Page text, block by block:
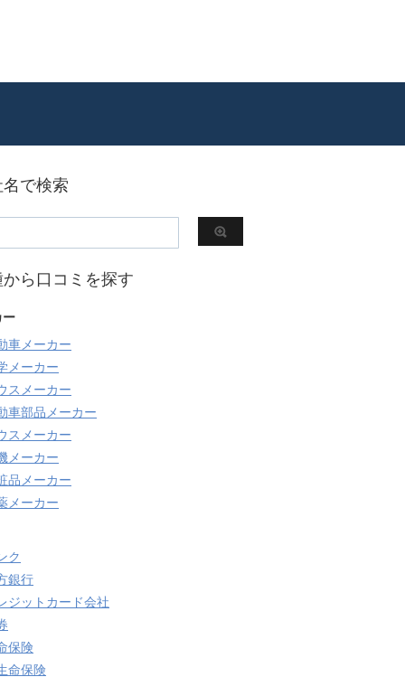
で検索
ら口コミを探す
ー
車メーカー
メーカー
スメーカー
車部品メーカー
スメーカー
メーカー
品メーカー
メーカー
ク
銀行
ジットカード会社
保険
命保険